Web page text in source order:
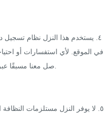
في الموقع. لأي استفسارات أو
صل معنا مسبقًا عبر
٥. لا يوفر النزل مستلزمات